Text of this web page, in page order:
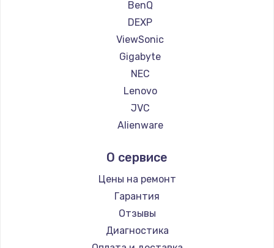
BenQ
DEXP
ViewSonic
Gigabyte
NEC
Lenovo
JVC
Alienware
Thunderobot
Hisense
АОС
Ardor
Machenike
iru
О сервисе
Цены на ремонт
Гарантия
Отзывы
Диагностика